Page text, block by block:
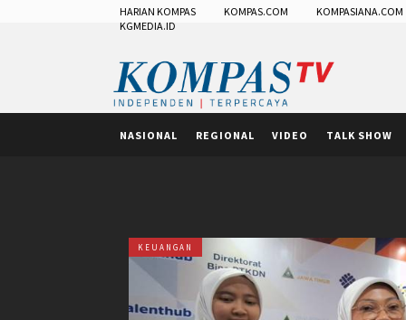
HARIAN KOMPAS KOMPAS.COM
KOMPASIANA.COM
KGMEDIA.ID
NASIONAL REGIONAL VIDEO TALK SHOW
KEUANGAN